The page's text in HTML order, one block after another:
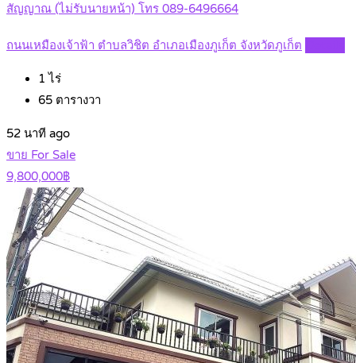
สัญญาณ (ไม่รับนายหน้า) โทร 089-6496664
ถนนเหมืองเจ้าฟ้า ตำบลวิชิต อำเภอเมืองภูเก็ต จังหวัดภูเก็ต
1 ไร่
65 ตารางวา
52 นาที ago
ขาย For Sale
9,800,000฿